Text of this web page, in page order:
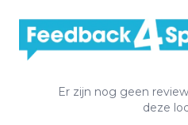
Er zijn nog geen
deze